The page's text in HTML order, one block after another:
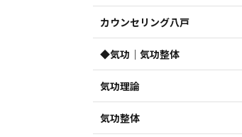
カウンセリング八戸
◆気功｜気功整体
気功理論
気功整体